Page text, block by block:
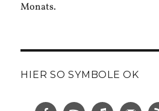
Monats.
HIER SO SYMBOLE OK